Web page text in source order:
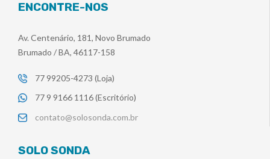
ENCONTRE-NOS
Av. Centenário, 181, Novo Brumado
Brumado / BA, 46117-158
77 99205-4273 (Loja)
77 9 9166 1116 (Escritório)
contato@solosonda.com.br
SOLO SONDA